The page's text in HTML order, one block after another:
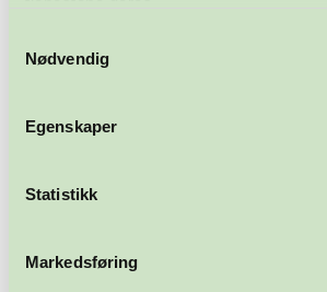
Nødvendig
Egenskaper
Statistikk
Markedsføring